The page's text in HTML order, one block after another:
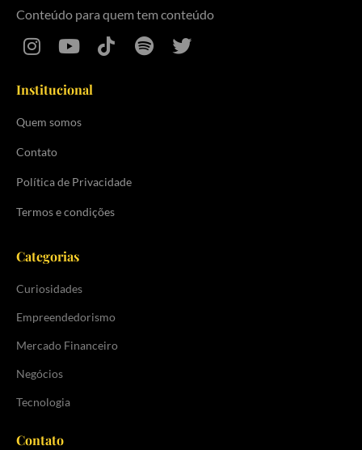
Conteúdo para quem tem conteúdo
Institucional
Quem somos
Contato
Política de Privacidade
Termos e condições
Categorias
Curiosidades
Empreendedorismo
Mercado Financeiro
Negócios
Tecnologia
Contato